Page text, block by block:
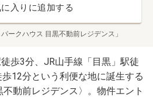
入りに追加する
パークハウス 目黒不動前レジデンス」
歩3分、JR山手線「目黒」駅徒
12分という利便な地に誕生する
不動前レジデンス〉。物件エント